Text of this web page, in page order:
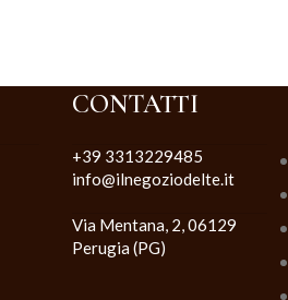
CONTATTI
+39 3313229485
info@ilnegoziodelte.it
Via Mentana, 2, 06129
Perugia (PG)